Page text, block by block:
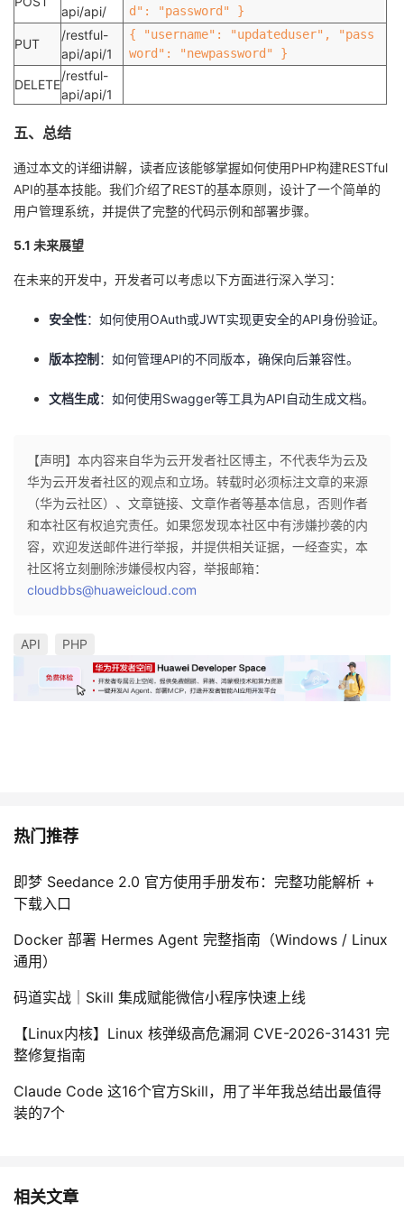
api/api/
d": "password" }
PUT
/restful-
api/api/1
{ "username": "updateduser", "pass
word": "newpassword" }
DELETE
/restful-
api/api/1
五、总结
通过本文的详细讲解，读者应该能够掌握如何使用PHP构建RESTful
API的基本技能。我们介绍了REST的基本原则，设计了一个简单的
用户管理系统，并提供了完整的代码示例和部署步骤。
5.1 未来展望
在未来的开发中，开发者可以考虑以下方面进行深入学习：
安全性：如何使用OAuth或JWT实现更安全的API身份验证。
版本控制 ：如何管理API的不同版本，确保向后兼容性。
文档生成：如何使用Swagger等工具为API自动生成文档。
【声明】本内容来自华为云开发者社区博主，不代表华为云及
华为云开发者社区的观点和立场。转载时必须标注文章的来源
（华为云社区）、文章链接、文章作者等基本信息，否则作者
和本社区有权追究责任。如果您发现本社区中有涉嫌抄袭的内
容，欢迎发送邮件进行举报，并提供相关证据，一经查实，本
社区将立刻删除涉嫌侵权内容，举报邮箱：
cloudbbs@huaweicloud.com
API PHP
热门推荐
即梦 Seedance 2.0 官方使用手册发布：完整功能解析 +
下载入口
Docker 部署 Hermes Agent 完整指南（Windows / Linux
通用）
码道实战｜Skill 集成赋能微信小程序快速上线
【Linux内核】Linux 核弹级高危漏洞 CVE-2026-31431 完
整修复指南
Claude Code 这16个官方Skill，用了半年我总结出最值得
装的7个
相关文章